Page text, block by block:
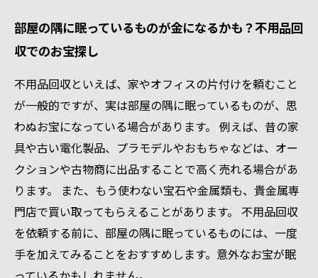
部屋の隅に眠っているものが金になるかも？不用品回
収でのお宝探し
不用品回収といえば、家やオフィスの片付けを頼むこと
が一般的ですが、実は部屋の隅に眠っているものが、思
わぬお宝になっている場合があります。 例えば、昔の家
具や古い電化製品、プラモデルやおもちゃなどは、オー
クションや古物商に出品することで高く売れる場合があ
ります。 また、もう使わない宝石や金属類も、貴金属専
門店で買い取ってもらえることがあります。 不用品回収
を依頼する前に、部屋の隅に眠っているものには、一度
手を加えてみることをおすすめします。意外なお宝が眠